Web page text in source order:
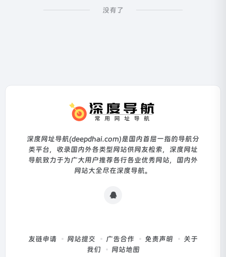
没有了
深度网址导航(deepdhai.com)是国内首屈一指的导航分
类平台，收录国内外各类型网站供网友检索，深度网址
导航致力于为广大用户推荐各行各业优秀网站，国内外
网站大全尽在深度导航。
友链申请 网站提交 广告合作 免责声明
关于
我们
网站地图